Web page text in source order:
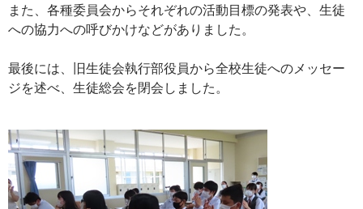
また、各種委員会からそれぞれの活動目標の発表や、生徒
への協力への呼びかけなどがありました。
最後には、旧生徒会執行部役員から全校生徒へのメッセー
ジを述べ、生徒総会を閉会しました。